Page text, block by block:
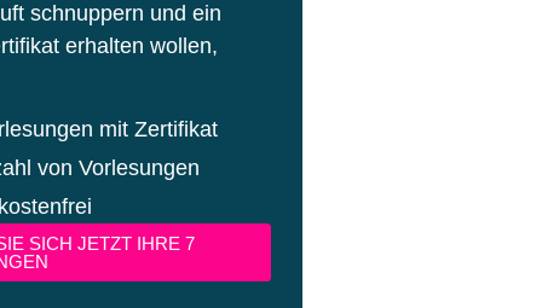
schnuppern und ein
erhalten wollen,
mit Zertifikat
von Vorlesungen
SICH JETZT IHRE 7